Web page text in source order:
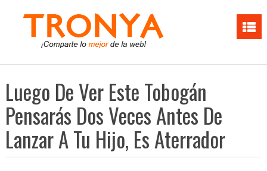
Luego De Ver Este Tobogán
Pensarás Dos Veces Antes De
Lanzar A Tu Hijo, Es Aterrador